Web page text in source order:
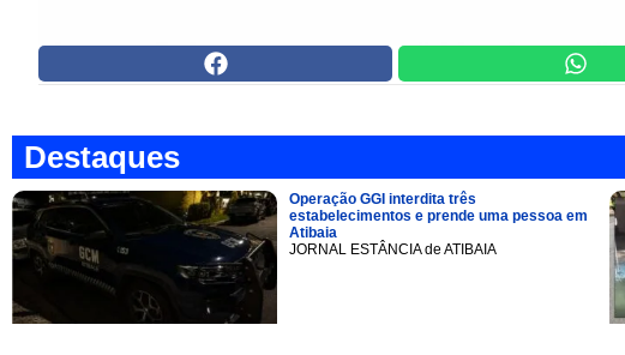
Destaques
Operação GGI interdita três
estabelecimentos e prende uma pessoa em
Atibaia
JORNAL ESTÂNCIA de ATIBAIA